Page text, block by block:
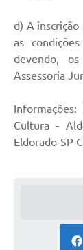
d) A
as condições
devendo,
Assessoria
Cultura -
Eldorado-SP